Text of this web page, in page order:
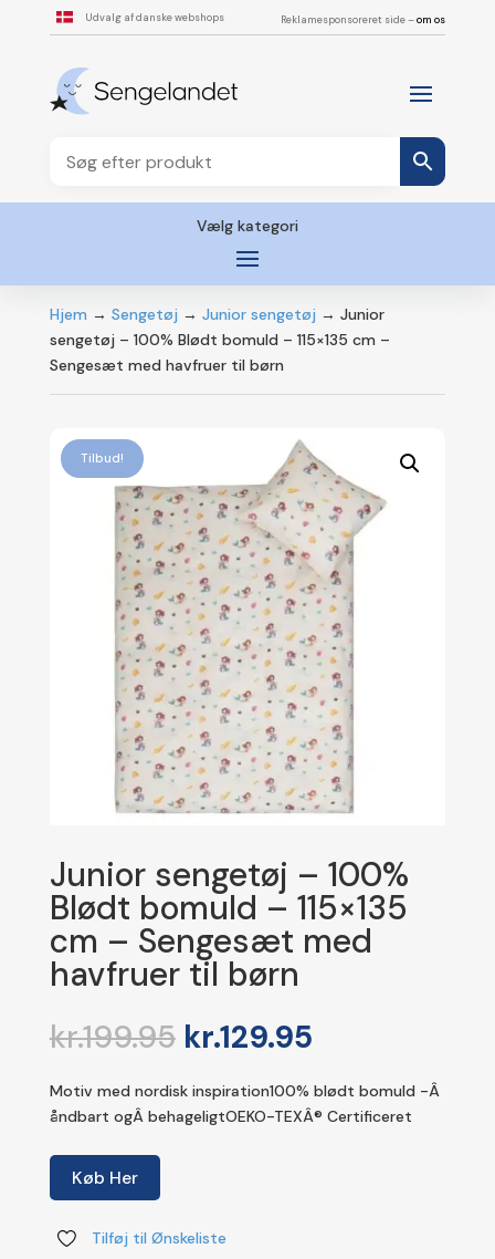
Udvalg af danske webshops Reklamesponsoreret side –om os
Vælg kategori
Hjem → Sengetøj → Junior sengetøj → Junior
sengetøj – 100% Blødt bomuld – 115×135 cm –
Sengesæt med havfruer til børn
Tilbud!
Junior sengetøj – 100%
Blødt bomuld – 115×135
cm – Sengesæt med
havfruer til børn
kr.199.95 Den
oprindelige
pris
var:
kr.199.95.
kr.129.95Den
pris
er:
Motiv med nordisk inspiration100% blødt bomuld -Â
åndbart ogÂ behageligtOEKO-TEXÂ® Certificeret
Køb Her
Tilføj til Ønskeliste